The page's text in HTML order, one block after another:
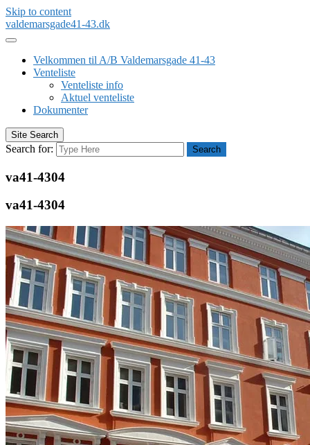
Skip to content
valdemarsgade41-43.dk
Velkommen til A/B Valdemarsgade 41-43
Venteliste
Venteliste info
Aktuel venteliste
Dokumenter
Site Search
Search for: Search
va41-4304
va41-4304